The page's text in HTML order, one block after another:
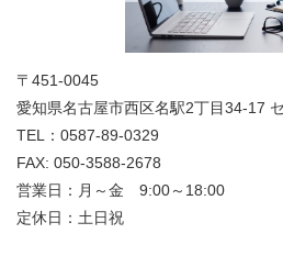
〒451-0045
愛知県名古屋市西区名駅2丁目34-17
TEL：0587-89-0329
FAX: 050-3588-2678
営業日：月～金 9:00～18:00
定休日：土日祝